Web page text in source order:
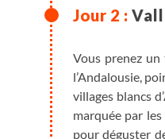
Vous prenez
l’Andalousie,
villages blancs
marquée par
pour déguster